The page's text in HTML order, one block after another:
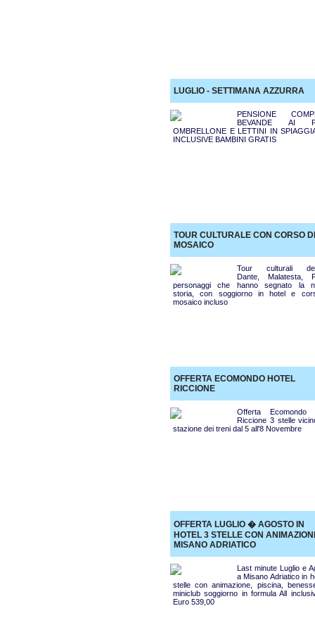
LUGLIO - SETTIMANA AZZURRA
PENSIONE
BEVANDE AI
OMBRELLONE E LETTINI IN
INCLUSIVE BAMBINI GRATIS
TOUR CULTURALE CON CORSO DI
MOSAICO
Tour culturali
Dante, Malatesta,
personaggi che hanno segnato la
storia, con soggiorno in hotel e
mosaico incluso
OFFERTA ECOMONDO HOTEL
RICCIONE
Offerta Ecomondo
Riccione 3 stelle
stazione dei treni dal 5 all'8 Novembre
OFFERTA LUGLIO � AGOSTO IN
HOTEL 3 STELLE CON
MISANO ADRIATICO
Last minute Luglio e
a Misano Adriatico in
stelle con animazione, piscina,
miniclub soggiorno in formula All
Euro 539,00